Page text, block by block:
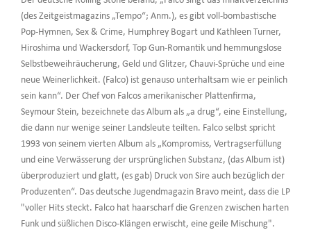
(des Zeitgeistmagazins „Tempo“; Anm.), es gibt voll-bombastische
Pop-Hymnen, Sex & Crime, Humphrey Bogart und Kathleen Turner,
Hiroshima und Wackersdorf, Top Gun-Romantik und hemmungslose
Selbstbeweihräucherung, Geld und Glitzer, Chauvi-Sprüche und eine
neue Weinerlichkeit. (Falco) ist genauso unterhaltsam wie er peinlich
sein kann“. Der Chef von Falcos amerikanischer Plattenfirma,
Seymour Stein, bezeichnete das Album als „a drug“, eine Einstellung,
die dann nur wenige seiner Landsleute teilten. Falco selbst spricht
1993 von seinem vierten Album als „Kompromiss, Vertragserfüllung
und eine Verwässerung der ursprünglichen Substanz, (das Album ist)
überproduziert und glatt, (es gab) Druck von Sire auch bezüglich der
Produzenten“. Das deutsche Jugendmagazin Bravo meint, dass die LP
"voller Hits steckt. Falco hat haarscharf die Grenzen zwischen harten
Funk und süßlichen Disco-Klängen erwischt, eine geile Mischung".